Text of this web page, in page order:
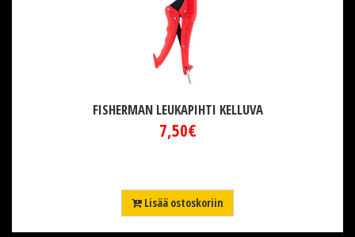
FISHERMAN LEUKAPIHTI KELLUVA
7,50€
Lisää ostoskoriin